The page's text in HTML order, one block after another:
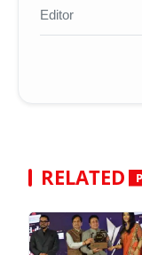
Editor
RELATED